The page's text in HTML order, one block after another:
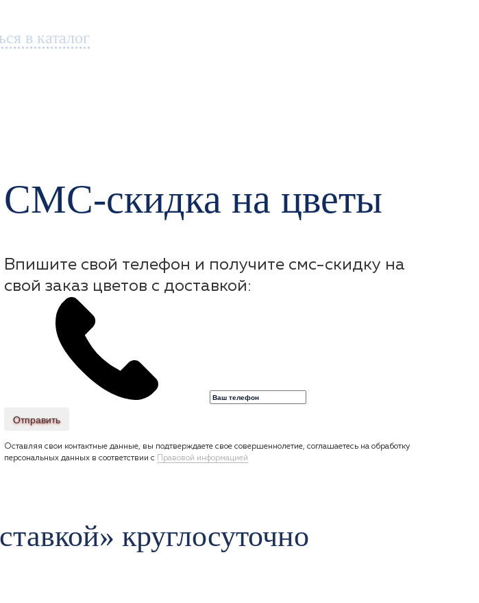
в каталог
СМС-скидка на цветы
Впишите свой телефон и получите смс-скидку на
свой заказ цветов с доставкой:
Отправить
Оставляя свои контактные данные, вы подтверждаете свое совершеннолетие, соглашаетесь на обработку
персональных данных в соответствии с
Правовой информацией
круглосуточно